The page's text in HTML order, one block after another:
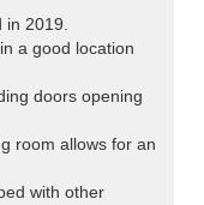
in 2019.
a good location
doors opening
room allows for an
with other